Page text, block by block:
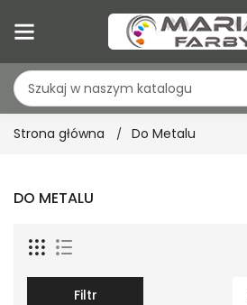
Strona główna Do Metalu
DO METALU
Filtr